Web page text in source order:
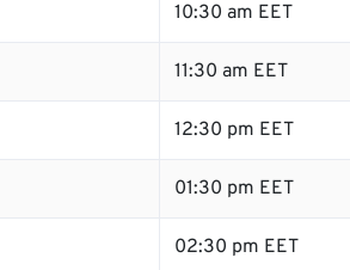
10:30 am EET
11:30 am EET
12:30 pm EET
01:30 pm EET
02:30 pm EET